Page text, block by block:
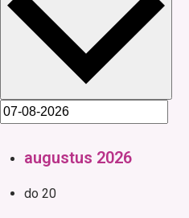
augustus 2026
do 20